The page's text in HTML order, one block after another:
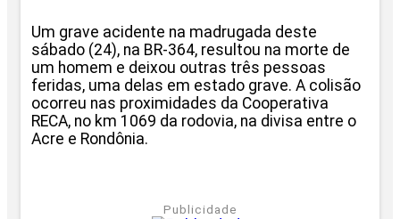
Um grave acidente na madrugada deste
sábado (24), na BR-364, resultou na morte de
um homem e deixou outras três pessoas
feridas, uma delas em estado grave. A colisão
ocorreu nas proximidades da Cooperativa
RECA, no km 1069 da rodovia, na divisa entre o
Acre e Rondônia.
Publicidade